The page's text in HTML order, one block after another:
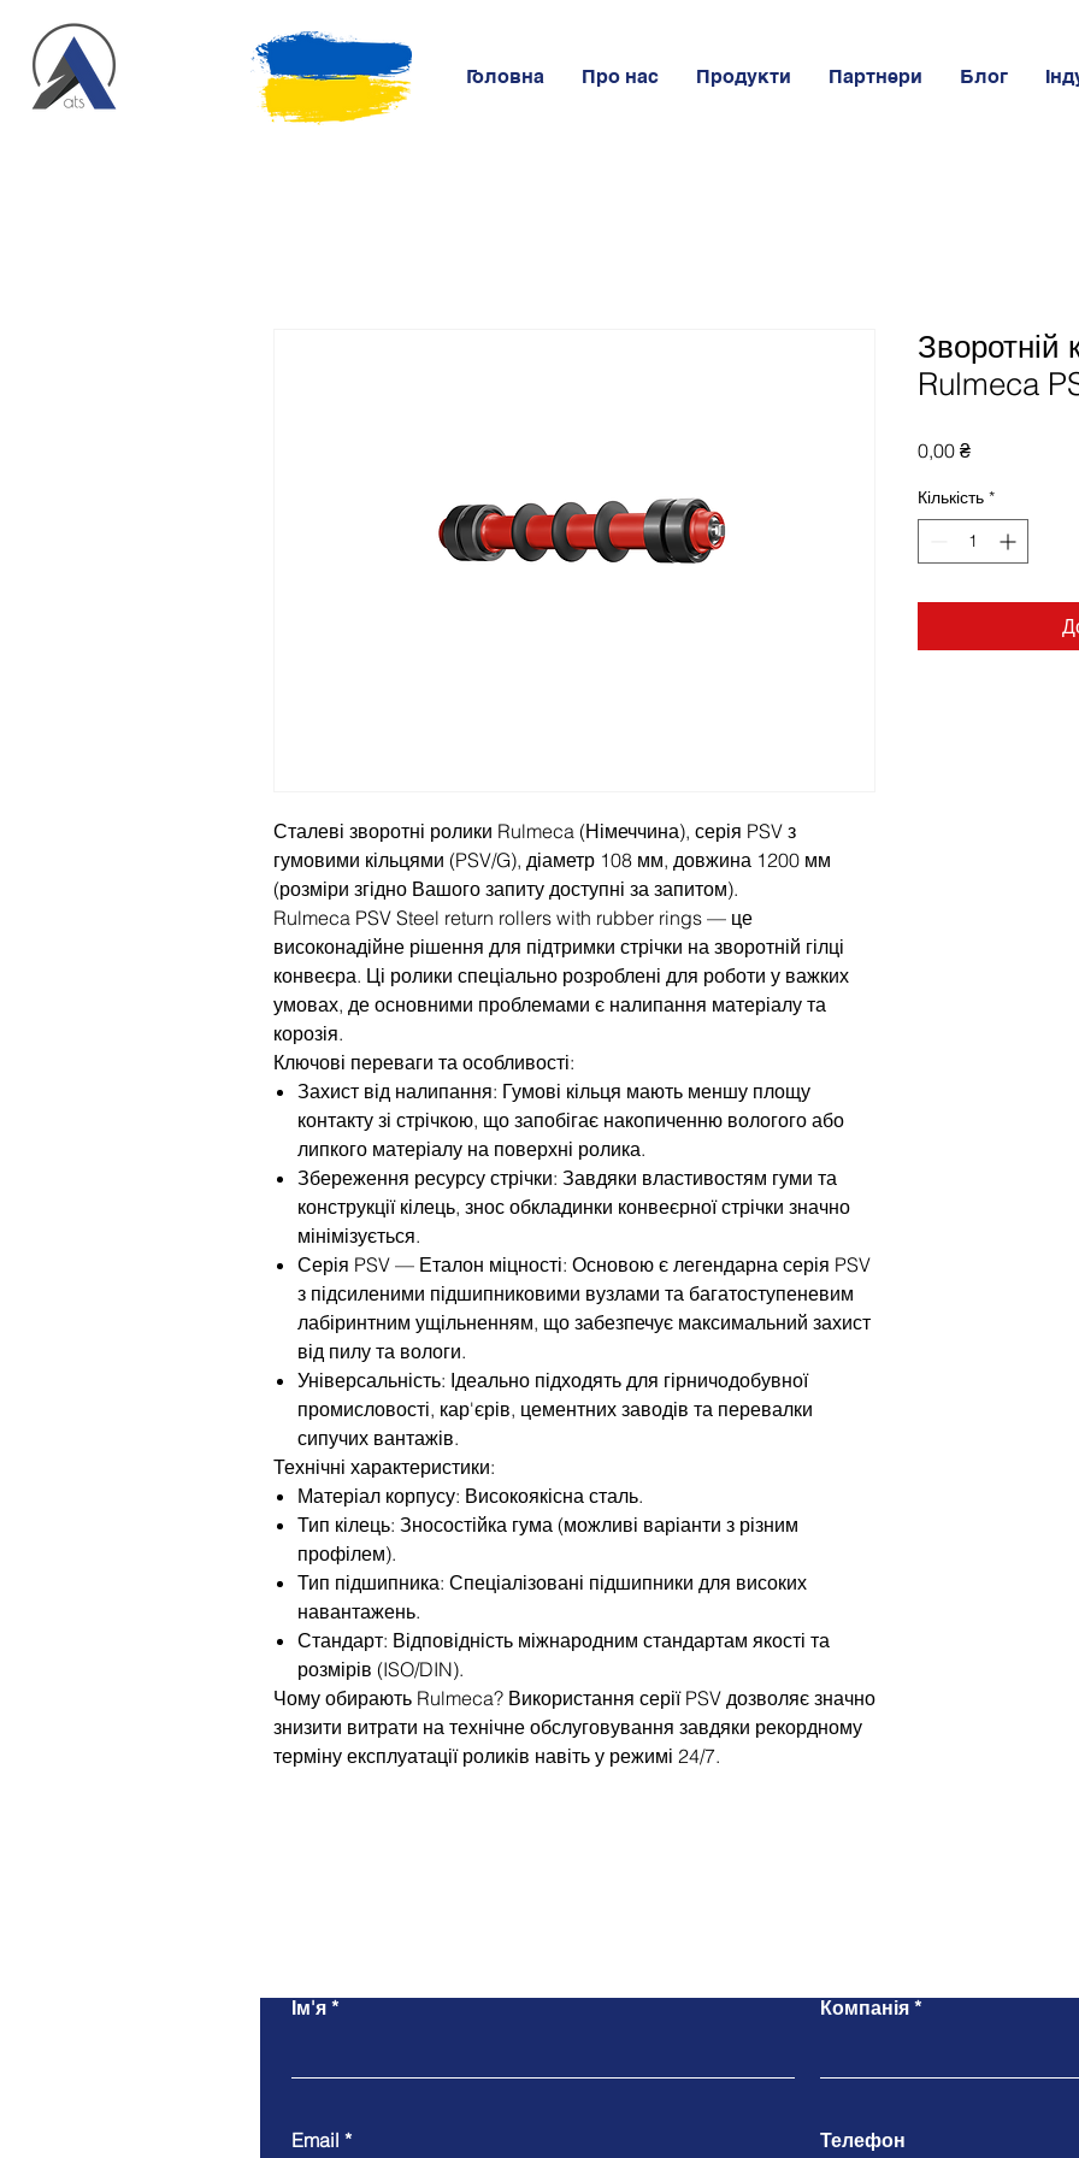
Головна Про нас Продукти Партнери Блог
Сталеві зворотні ролики Rulmeca (Німеччина), серія PSV з
гумовими кільцями (PSV/G), діаметр 108 мм, довжина 1200 мм
(розміри згідно Вашого запиту доступні за запитом).
Rulmeca PSV Steel return rollers with rubber rings — це
високонадійне рішення для підтримки стрічки на зворотній гілці
конвеєра. Ці ролики спеціально розроблені для роботи у важких
умовах, де основними проблемами є налипання матеріалу та
корозія.
Ключові переваги та особливості:
Захист від налипання: Гумові кільця мають меншу площу
контакту зі стрічкою, що запобігає накопиченню вологого або
липкого матеріалу на поверхні ролика.
Збереження ресурсу стрічки: Завдяки властивостям гуми та
конструкції кілець, знос обкладинки конвеєрної стрічки значно
мінімізується.
Серія PSV — Еталон міцності: Основою є легендарна серія PSV
з підсиленими підшипниковими вузлами та багатоступеневим
лабіринтним ущільненням, що забезпечує максимальний захист
від пилу та вологи.
Універсальність: Ідеально підходять для гірничодобувної
промисловості, кар'єрів, цементних заводів та перевалки
сипучих вантажів.
Технічні характеристики:
Матеріал корпусу: Високоякісна сталь.
Тип кілець: Зносостійка гума (можливі варіанти з різним
профілем).
Тип підшипника: Спеціалізовані підшипники для високих
навантажень.
Стандарт: Відповідність міжнародним стандартам якості та
розмірів (ISO/DIN).
Чому обирають Rulmeca? Використання серії PSV дозволяє значно
знизити витрати на технічне обслуговування завдяки рекордному
терміну експлуатації роликів навіть у режимі 24/7.
Зворотній
Rulmeca
0,00 ₴Ціна
Кількість *
Ім'я Компанія
Email Телефон